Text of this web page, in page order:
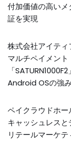
付加価値の高い
証を実現
株式会社アイティ
マルチペイメン
「
Android OSの強
ペイクラウドホ
キャッシュレス
リテールマーケ